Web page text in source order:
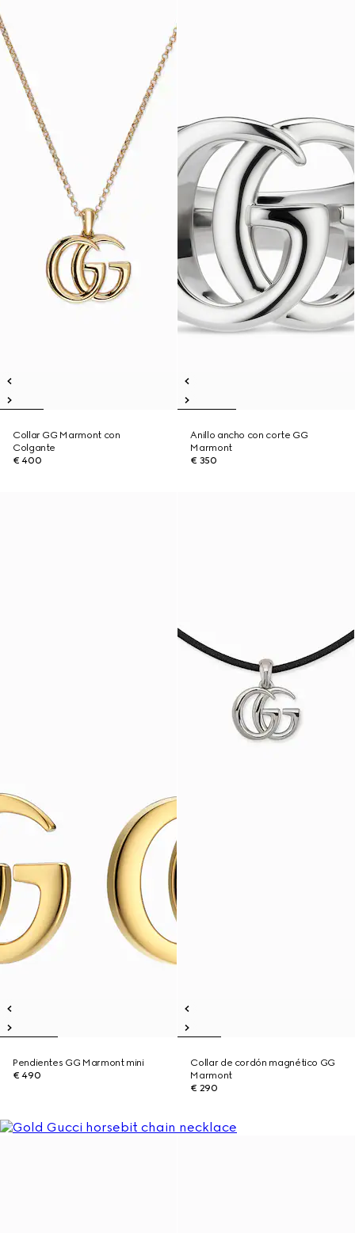
Collar GG Marmont con
Colgante
€ 400
Anillo ancho con corte GG
Marmont
€ 350
Pendientes GG Marmont mini
€ 490
Collar de cordón magnético GG
Marmont
€ 290